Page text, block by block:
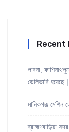
Recent
পাবনা,
ডেলিভারি হয়েছে |
মানিকগঞ্জ মেশিন
ব্রাহ্মণবাড়িয়া